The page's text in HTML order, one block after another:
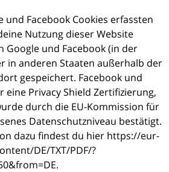
und Facebook Cookies erfassten
Nutzung dieser Website
Google und Facebook (in der
in anderen Staaten außerhalb der
gespeichert. Facebook und
eine Privacy Shield Zertifizierung,
durch die EU-Kommission für
Datenschutzniveau bestätigt.
dazu findest du hier https://eur-
DE/TXT/PDF/?